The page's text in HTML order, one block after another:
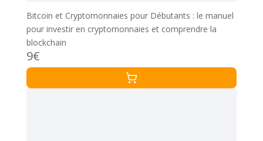
Bitcoin et Cryptomonnaies pour Débutants : le manuel
pour investir en cryptomonnaies et comprendre la
blockchain
9€